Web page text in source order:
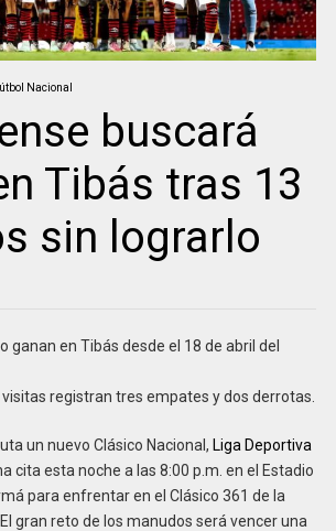
Nacional
buscará
Tibás tras 13
sin lograrlo
ganan en Tibás desde el 18 de abril del
registran tres empates y dos derrotas.
un nuevo Clásico Nacional, Liga Deportiva
cita esta noche a las 8:00 p.m. en el Estadio
para enfrentar en el Clásico 361 de la
gran reto de los manudos será vencer una